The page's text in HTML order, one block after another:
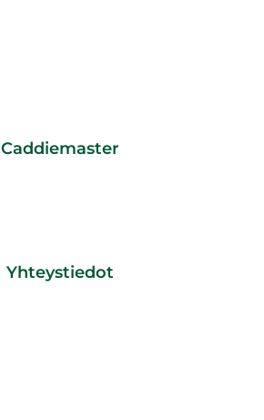
Caddiemaster
Yhteystiedot